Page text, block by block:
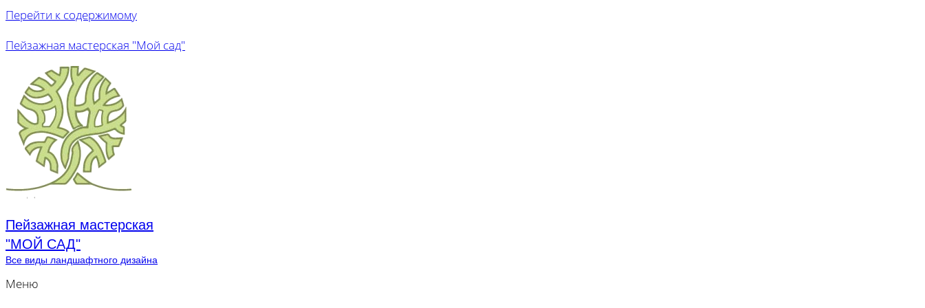
Перейти к содержимому
Пейзажная мастерская "Мой сад"
Пейзажная мастерская
"МОЙ САД"
Все виды ландшафтного дизайна
Меню